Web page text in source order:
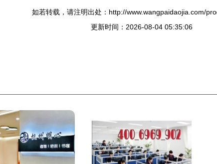
如若转载，请注明出处：http://www.wangpaidaojia.com/
更新时间：2026-08-04 05:35:06